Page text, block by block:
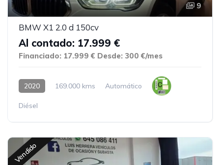
9
BMW X1 2.0 d 150cv
Al contado: 17.999 €
Financiado: 17.999 € Desde: 300 €/mes
2020 169.000 kms Automático
Diésel
Vendido